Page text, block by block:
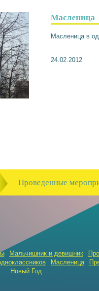
Масленица
Масленица в
24.02.2012
Проведенные
Мальчишник и девишник
Масленица
Новый Год